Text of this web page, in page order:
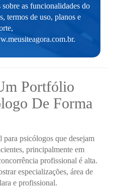
as funcionalidades do
termos de uso, planos e
.
Portfólio
De Forma
psicólogos que desejam
principalmente em
profissional é alta.
especializações, área de
e profissional.